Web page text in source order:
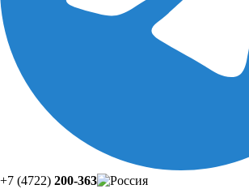
+7 (4722) 200-363